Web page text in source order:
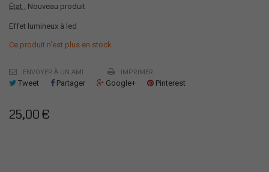
État : Nouveau produit
Effet lumineux à led
Ce produit n'est plus en stock
ENVOYER À UN AMI IMPRIMER
Tweet Partager Google+ Pinterest
25,00 €